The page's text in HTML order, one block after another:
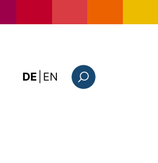
DE EN : the current page